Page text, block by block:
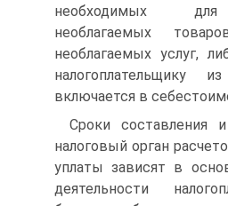
необходимых для
необлагаемых
необлагаемых услуг,
налогоплательщику
включается в
Сроки составления
налоговый орган
уплаты зависят в
деятельности